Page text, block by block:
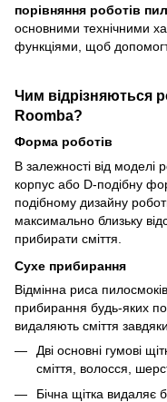
порівняння роботів
основними технічними
функціями, щоб
Чим відрізняються
Roomba?
Форма роботів
В залежності від моделі
корпус або D-подібну
подібному дизайну
максимально близьку
прибирати сміття.
Сухе прибирання
Відмінна риса
прибирання будь-яких
видаляють сміття
Дві основні гумові
сміття, волосся,
Бічна щітка видаляє